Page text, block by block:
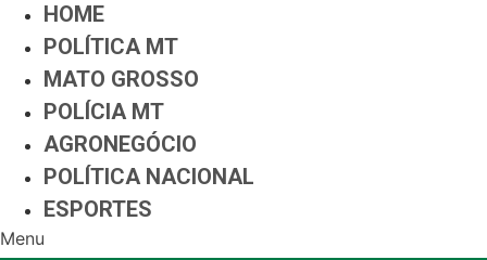
HOME
POLÍTICA MT
MATO GROSSO
POLÍCIA MT
AGRONEGÓCIO
POLÍTICA NACIONAL
ESPORTES
Menu